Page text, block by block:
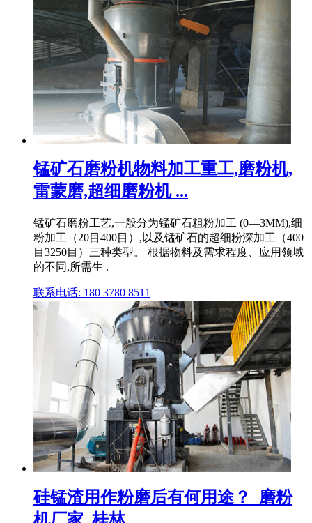
锰矿石磨粉机物料加工重工,磨粉机,
雷蒙磨,超细磨粉机 ...
锰矿石磨粉工艺,一般分为锰矿石粗粉加工 (0—3MM),细
粉加工（20目400目）,以及锰矿石的超细粉深加工（400
目3250目）三种类型。 根据物料及需求程度、应用领域
的不同,所需生 .
联系电话: 180 3780 8511
硅锰渣用作粉磨后有何用途？_磨粉